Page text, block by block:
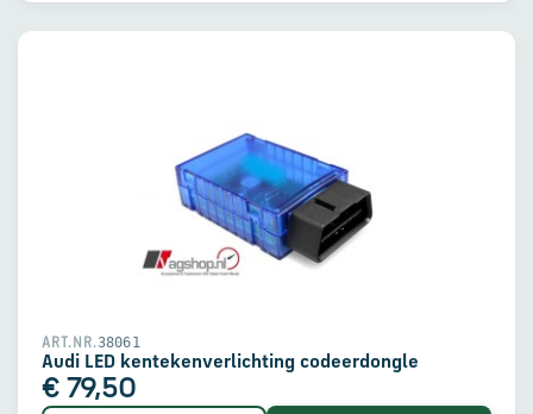
ART.NR.38061
Audi LED kentekenverlichting codeerdongle
€ 79,50